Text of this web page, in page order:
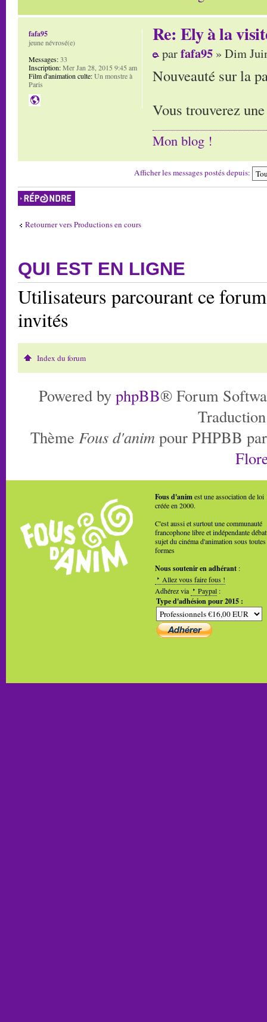
Re: Ely à la
parfafa95 » Dim
Nouveauté sur la
Vous trouverez
Mon blog !
fafa95
jeune névrosé(e)
Messages:33
Inscription:Mer Jan 28, 2015 9:45 am
Film d'animation culte:Un monstre à
Paris
Afficher les messages postés depuis:
Répondre
Retourner vers Productions en cours
QUI EST EN LIGNE
Utilisateurs parcourant ce
invités
Index du forum
Powered by phpBB® Forum
Thème Fous d'anim pour PHPBB
Fous d'animest une association de loi
créée en 2000.
C'est aussi et surtout une communauté
francophone libre et indépendante
sujet du cinéma d'animation sous toutes
formes
Nous soutenir en adhérant :
Allez vous faire fous !
Adhérez via
Paypal :
Type d'adhésion pour 2015 :